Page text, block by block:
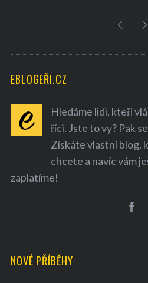
EBLOGEŘI.CZ
Hledáme lidi, kteří
říci. Jste to vy? Pak
Získáte vlastní blog,
chcete a navíc vám
zaplatíme!
NOVÉ PŘÍBĚHY